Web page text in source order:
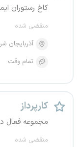
کاخ رستوران
منقضی شده
آذربایجان
تمام وقت
کارپرداز
مجموعه فعال
منقضی شده